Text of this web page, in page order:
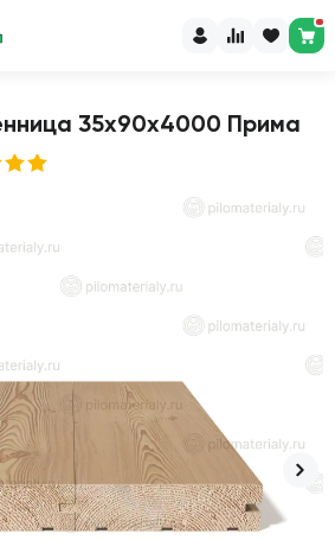
35х90х4000 Прима